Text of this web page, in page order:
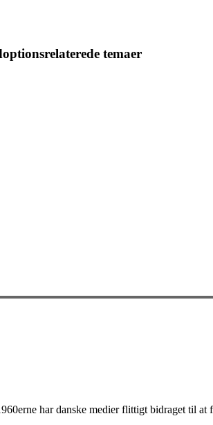
temaer
har danske medier flittigt bidraget til at